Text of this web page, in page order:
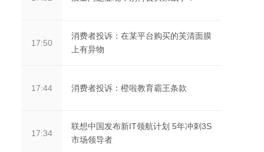
17:50
消费者投诉：在某平台购买的芙清面膜
上有异物
17:44 消费者投诉：橙啦教育霸王条款
17:34
联想中国发布新IT领航计划 5年冲刺3S
市场领导者